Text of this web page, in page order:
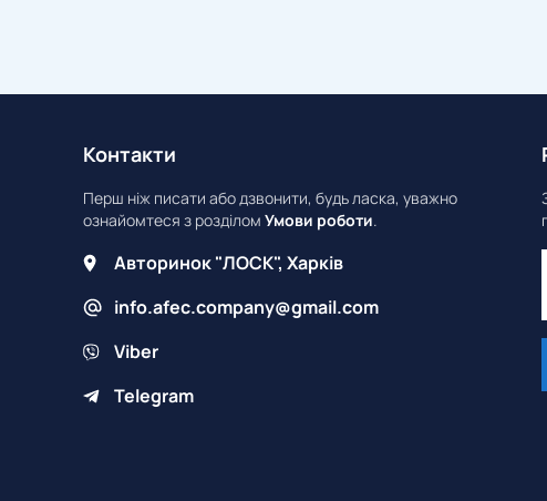
Контакти
Перш ніж писати або дзвонити, будь ласка, уважно
ознайомтеся з розділомУмови роботи.
Авторинок "ЛОСК", Харків
info.afec.company@gmail.com
Viber
Telegram